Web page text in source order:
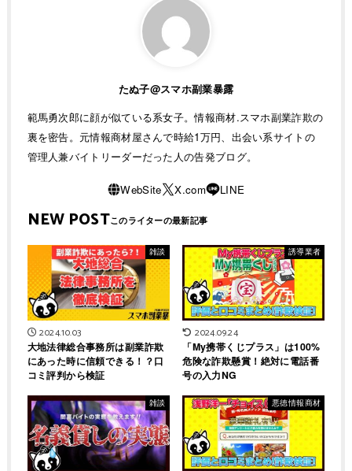
たぬ子@スマホ副業暴露
範馬勇次郎に顔が似ている系女子。情報商材.スマホ副業詐欺の
裏を密告。元情報商材屋さんで時給1万円、出会い系サイトの
管理人兼バイトリーダーだった人の告発ブログ。
NEW POST
雑談
2024.10.03
大地法律総合事務所は副業詐欺
にあった時に信頼できる！？口
コミ評判から検証
誘導業者
2024.09.24
「My携帯くじプラス」は100%
危険な詐欺懸賞！絶対に電話番
号の入力NG
雑談 悪徳情報商材